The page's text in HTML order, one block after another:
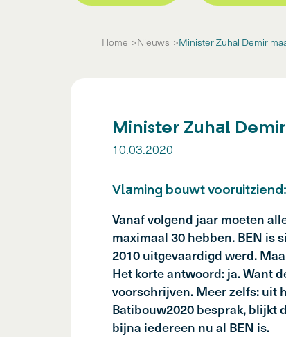
Home Nieuws Minister Zuhal Demir
Minister Zuhal
10.03.2020
Vlaming bouwt
Vanaf volgend jaar moeten
maximaal 30 hebben. BEN is
2010 uitgevaardigd werd.
Het korte antwoord: ja. Want
voorschrijven. Meer zelfs: uit
Batibouw2020 besprak, blijkt
bijna iedereen nu al BEN is.